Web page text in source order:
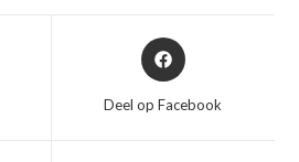
Opent
in
nieuw
Deel op Facebook